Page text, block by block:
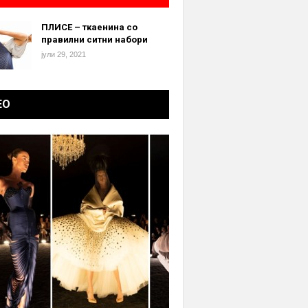
ПЛИСЕ – ткаенина со
правилни ситни набори
јули 29, 2021